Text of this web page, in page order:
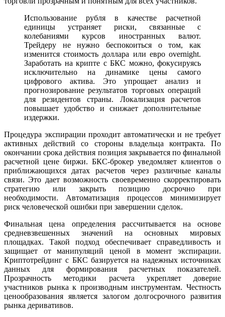
Использование рубля в качестве расчетной
единицы устраняет риски, связанные с
колебаниями курсов иностранных валют.
Трейдеру не нужно беспокоиться о том, как
изменится стоимость доллара или евро overnight.
Заработать на крипте с БКС можно, фокусируясь
исключительно на динамике цены самого
цифрового актива. Это упрощает анализ и
прогнозирование результатов торговых операций
для резидентов страны. Локализация расчетов
повышает удобство и снижает дополнительные
издержки.
Процедура экспирации проходит автоматически и не требует
активных действий со стороны владельца контракта. По
окончании срока действия позиция закрывается по финальной
расчетной цене биржи. БКС-брокер уведомляет клиентов о
приближающихся датах расчетов через различные каналы
связи. Это дает возможность своевременно скорректировать
стратегию или закрыть позицию досрочно при
необходимости. Автоматизация процессов минимизирует
риск человеческой ошибки при завершении сделок.
Финальная цена определения рассчитывается на основе
средневзвешенных значений на основных мировых
площадках. Такой подход обеспечивает справедливость и
защищает от манипуляций ценой в момент экспирации.
Криптотрейдинг с БКС базируется на надежных источниках
данных для формирования расчетных показателей.
Прозрачность методики расчета укрепляет доверие
участников рынка к производным инструментам. Честность
ценообразования является залогом долгосрочного развития
рынка деривативов.